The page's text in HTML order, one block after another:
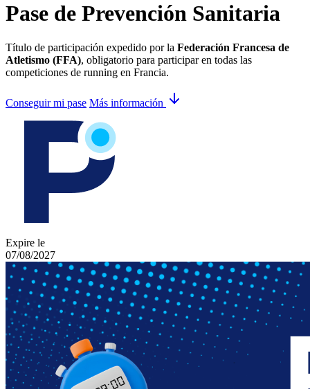
Pase de Prevención Sanitaria
Título de participación expedido por la Federación Francesa de
Atletismo (FFA), obligatorio para participar en todas las
competiciones de running en Francia.
Conseguir mi pase Más información
Expire le
07/08/2027